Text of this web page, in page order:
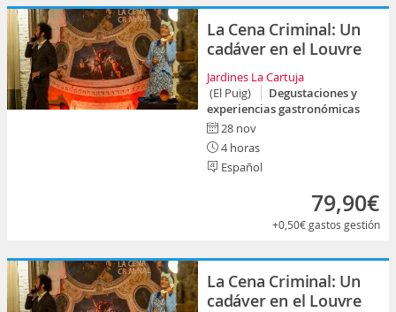
La Cena Criminal: Un
cadáver en el Louvre
Jardines La Cartuja
(El Puig)
Degustaciones y
experiencias gastronómicas
28 nov
4 horas
Español
79,90€
+0,50€gastos gestión
La Cena Criminal: Un
cadáver en el Louvre